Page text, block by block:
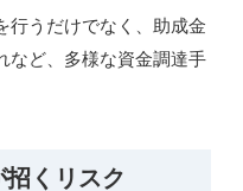
行うだけでなく、助成金
など、多様な資金調達手
くリスク